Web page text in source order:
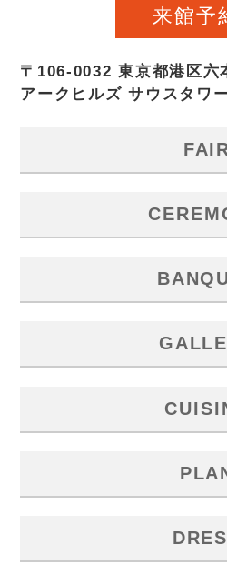
来館予
〒106-0032 東京都港区六
アークヒルズ サウスタワ